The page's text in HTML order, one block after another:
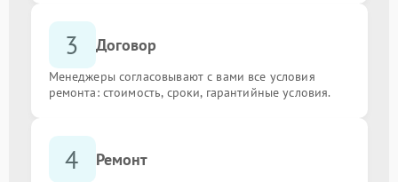
3 Договор
Менеджеры согласовывают с вами все условия
ремонта: стоимость, сроки, гарантийные условия.
4 Ремонт